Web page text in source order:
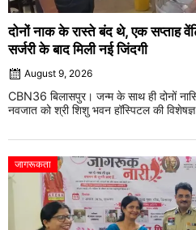
दोनों नाक के रास्ते बंद थे, एक सप्ताह
सर्जरी के बाद मिली नई जिंदगी
August 9, 2026
CBN36 बिलासपुर। जन्म के साथ ही दोनों
नवजात को श्री शिशु भवन हॉस्पिटल की
जागरूकता